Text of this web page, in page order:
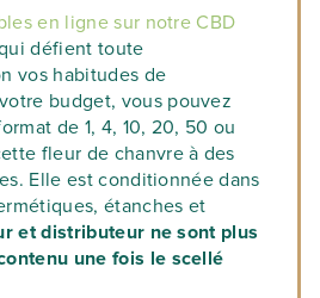
en ligne sur notre CBD
défient toute
vos habitudes de
budget, vous pouvez
de 1, 4, 10, 20, 50 ou
fleur de chanvre à des
Elle est conditionnée dans
étanches et
et distributeur ne sont plus
une fois le scellé